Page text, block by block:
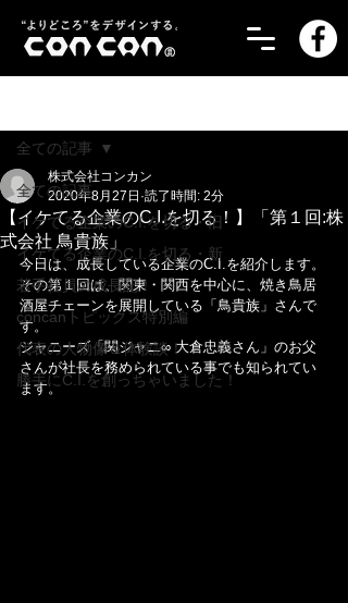
全ての記事
イケてる企業のC.I.を切る・旧
イケてる企業のC.I.を切る・新
若手社員の成長記！
concanトピックス特別編
代表の人物像＆体験談！
勝手にC.I.を創っちゃいました！
全ての記事
【イケてる企業のC.I.を切る！】「第１回:株
式会社 鳥貴族」
株式会社コンカン
2020年8月27日 読了時間: 2分
今日は、成長している企業のC.I.を紹介します。
その第１回は、関東・関西を中心に、焼き鳥居
酒屋チェーンを展開している「鳥貴族」さんで
す。
ジャニーズ「関ジャニ∞ 大倉忠義さん」のお父
さんが社長を務められている事でも知られてい
ます。